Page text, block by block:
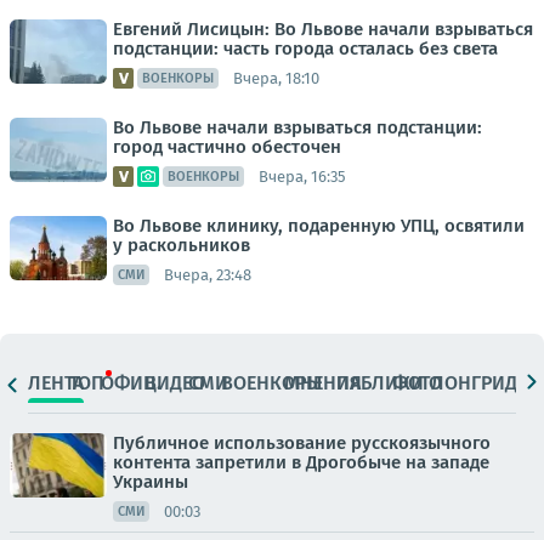
Евгений Лисицын: Во Львове начали взрываться
подстанции: часть города осталась без света
ВОЕНКОРЫ Вчера, 18:10
Во Львове начали взрываться подстанции:
город частично обесточен
ВОЕНКОРЫ Вчера, 16:35
Во Львове клинику, подаренную УПЦ, освятили
у раскольников
СМИ Вчера, 23:48
ЛЕНТАТОПОФИЦ.ВИДЕОСМИВОЕНКОРЫМНЕНИЯПАБЛИКИ
ФОТОЛОНГРИДЫ
Публичное использование русскоязычного
контента запретили в Дрогобыче на западе
Украины
СМИ 00:03